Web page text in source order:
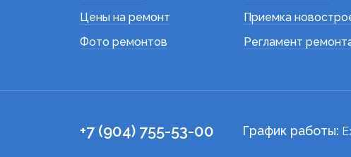
Цены на ремонт
Фото ремонтов
Приемка
Регламент
+7 (904) 755-53-00 График работы: